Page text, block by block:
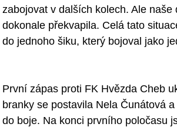
zabojovat v dalších kolech. Ale naše
dokonale překvapila. Celá tato
do jednoho šiku, který bojoval jako
První zápas proti FK Hvězda Cheb
branky se postavila Nela Čunátová
do boje. Na konci prvního poločasu